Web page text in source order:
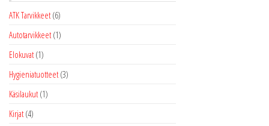
ATK Tarvikkeet (6)
Autotarvikkeet (1)
Elokuvat (1)
Hygieniatuotteet (3)
Käsilaukut (1)
Kirjat (4)